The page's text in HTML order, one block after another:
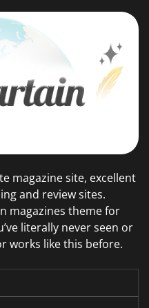
magazine site, excellent
and review sites.
magazines theme for
literally never seen or
works like this before.